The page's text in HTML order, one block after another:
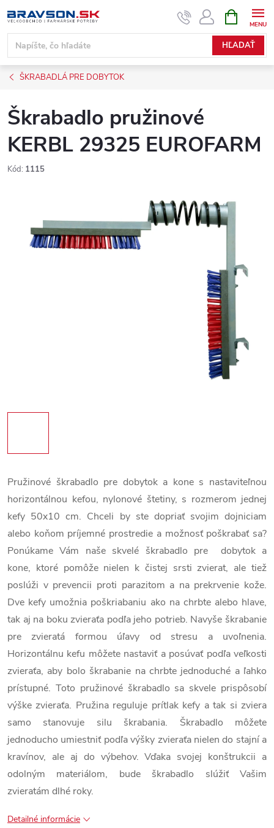
na
obsah
HĽADAŤ
KOŠÍK
ŠKRABADLÁ PRE DOBYTOK
Škrabadlo pružinové
KERBL 29325 EUROFARM
Kód: 1115
Pružinové škrabadlo pre dobytok a kone s nastaviteľnou
horizontálnou kefou, nylonové štetiny, s rozmerom jednej
kefy 50x10 cm. Chceli by ste dopriať svojim dojniciam
alebo koňom príjemné prostredie a možnosť poškrabať sa?
Ponúkame Vám naše skvelé škrabadlo pre dobytok a
kone, ktoré pomôže nielen k čistej srsti zvierat, ale tiež
poslúži v prevencii proti parazitom a na prekrvenie kože.
Dve kefy umožnia poškriabaniu ako na chrbte alebo hlave,
tak aj na boku zvieraťa podľa jeho potrieb. Navyše škrabanie
pre zvieratá formou úľavy od stresu a uvoľnenia.
Horizontálnu kefu môžete nastaviť a posúvať podľa veľkosti
zvieraťa, aby bolo škrabanie na chrbte jednoduché a ľahko
prístupné. Toto pružinové škrabadlo sa skvele prispôsobí
výške zvieraťa. Pružina reguluje prítlak kefy a tak si zviera
samo stanovuje silu škrabania. Škrabadlo môžete
jednoducho umiestniť podľa výšky zvieraťa nielen do stajní a
kravínov, ale aj do výbehov. Vďaka svojej konštrukcii a
odolným materiálom, bude škrabadlo slúžiť Vašim
zvieratám dlhé roky.
Detailné informácie